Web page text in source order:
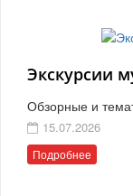
Экскурсии
Обзорные и
15.07.2026
Подробнее